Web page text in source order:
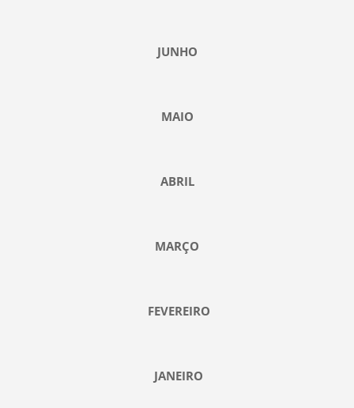
JUNHO
MAIO
ABRIL
MARÇO
FEVEREIRO
JANEIRO